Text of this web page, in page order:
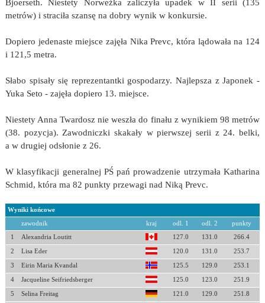
Bjoerseth. Niestety Norweżka zaliczyła upadek w II serii (135
metrów) i straciła szansę na dobry wynik w konkursie.
Dopiero jedenaste miejsce zajęła Nika Prevc, która lądowała na 124
i 121,5 metra.
Słabo spisały się reprezentantki gospodarzy. Najlepsza z Japonek -
Yuka Seto - zajęła dopiero 13. miejsce.
Niestety Anna Twardosz nie weszła do finału z wynikiem 98 metrów
(38. pozycja). Zawodniczki skakały w pierwszej serii z 24. belki,
a w drugiej odsłonie z 26.
W klasyfikacji generalnej PŚ pań prowadzenie utrzymała Katharina
Schmid, która ma 82 punkty przewagi nad Niką Prevc.
Wyniki końcowe
zawodnik kraj odl. 1 odl. 2 punkty
1 Alexandria Loutitt 127.0 131.0 266.4
2 Lisa Eder 120.0 131.0 253.7
3 Eirin Maria Kvandal 125.5 129.0 253.1
4 Jacqueline Seifriedsberger 125.0 123.0 251.9
5 Selina Freitag 121.0 129.0 251.8